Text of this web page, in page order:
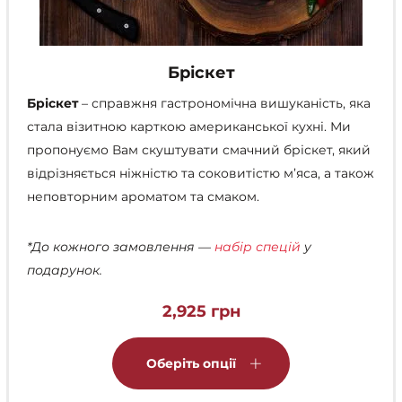
Бріскет
Бріскет– справжня гастрономічна вишуканість, яка
стала візитною карткою американської кухні. Ми
пропонуємо Вам скуштувати смачний бріскет, який
відрізняється ніжністю та соковитістю м’яса, а також
неповторним ароматом та смаком.
*До кожного замовлення — набір спецій у
подарунок.
2,925 грн
Оберіть опції